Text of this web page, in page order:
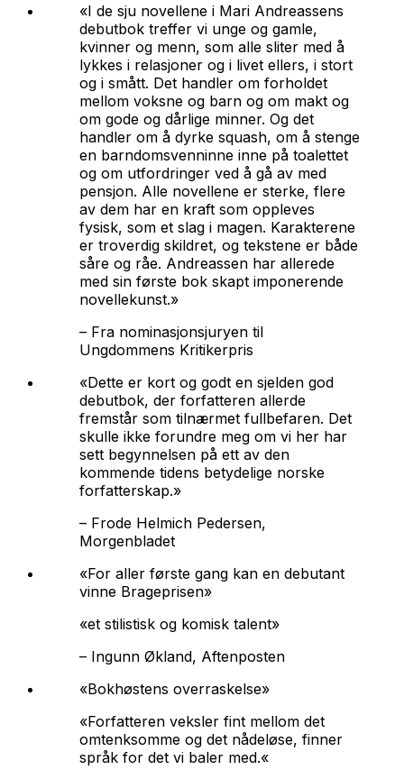
«I de sju novellene i Mari Andreassens
debutbok treffer vi unge og gamle,
kvinner og menn, som alle sliter med å
lykkes i relasjoner og i livet ellers, i stort
og i smått. Det handler om forholdet
mellom voksne og barn og om makt og
om gode og dårlige minner. Og det
handler om å dyrke squash, om å stenge
en barndomsvenninne inne på toalettet
og om utfordringer ved å gå av med
pensjon. Alle novellene er sterke, flere
av dem har en kraft som oppleves
fysisk, som et slag i magen. Karakterene
er troverdig skildret, og tekstene er både
såre og råe. Andreassen har allerede
med sin første bok skapt imponerende
novellekunst.»
– Fra nominasjonsjuryen til
Ungdommens Kritikerpris
«Dette er kort og godt en sjelden god
debutbok, der forfatteren allerde
fremstår som tilnærmet fullbefaren. Det
skulle ikke forundre meg om vi her har
sett begynnelsen på ett av den
kommende tidens betydelige norske
forfatterskap.»
– Frode Helmich Pedersen,
Morgenbladet
«For aller første gang kan en debutant
vinne Brageprisen»
«et stilistisk og komisk talent»
– Ingunn Økland, Aftenposten
«Bokhøstens overraskelse»
«Forfatteren veksler fint mellom det
omtenksomme og det nådeløse, finner
språk for det vi baler med.«